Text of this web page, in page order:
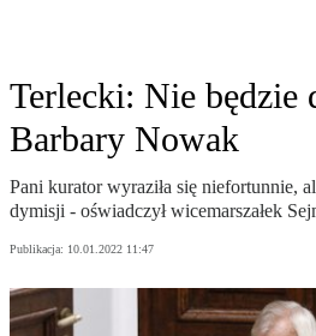
Terlecki: Nie będzie
Barbary Nowak
Pani kurator wyraziła się niefortunnie,
dymisji - oświadczył wicemarszałek
Publikacja: 10.01.2022 11:47